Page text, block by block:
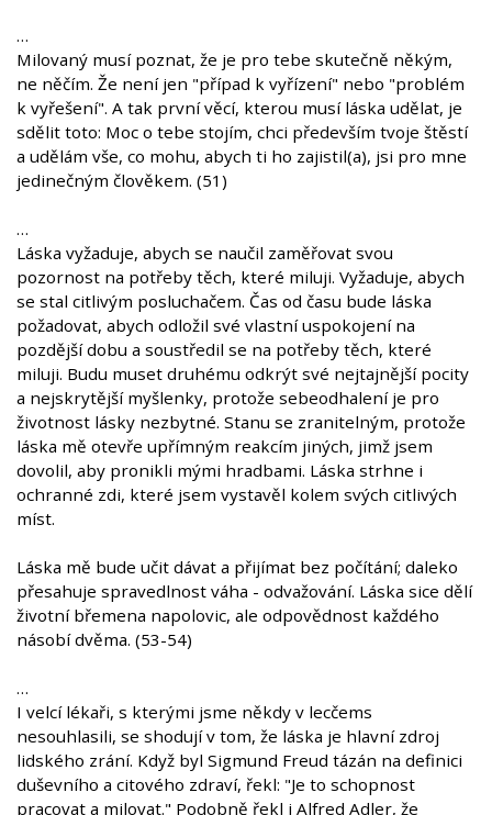
…
Milovaný musí poznat, že je pro tebe skutečně někým,
ne něčím. Že není jen "případ k vyřízení" nebo "problém
k vyřešení". A tak první věcí, kterou musí láska udělat, je
sdělit toto: Moc o tebe stojím, chci především tvoje štěstí
a udělám vše, co mohu, abych ti ho zajistil(a), jsi pro mne
jedinečným člověkem. (51)
…
Láska vyžaduje, abych se naučil zaměřovat svou
pozornost na potřeby těch, které miluji. Vyžaduje, abych
se stal citlivým posluchačem. Čas od času bude láska
požadovat, abych odložil své vlastní uspokojení na
pozdější dobu a soustředil se na potřeby těch, které
miluji. Budu muset druhému odkrýt své nejtajnější pocity
a nejskrytější myšlenky, protože sebeodhalení je pro
životnost lásky nezbytné. Stanu se zranitelným, protože
láska mě otevře upřímným reakcím jiných, jimž jsem
dovolil, aby pronikli mými hradbami. Láska strhne i
ochranné zdi, které jsem vystavěl kolem svých citlivých
míst.
Láska mě bude učit dávat a přijímat bez počítání; daleko
přesahuje spravedlnost váha - odvažování. Láska sice dělí
životní břemena napolovic, ale odpovědnost každého
násobí dvěma. (53-54)
…
I velcí lékaři, s kterými jsme někdy v lecčems
nesouhlasili, se shodují v tom, že láska je hlavní zdroj
lidského zrání. Když byl Sigmund Freud tázán na definici
duševního a citového zdraví, řekl: "Je to schopnost
pracovat a milovat." Podobně řekl i Alfred Adler, že